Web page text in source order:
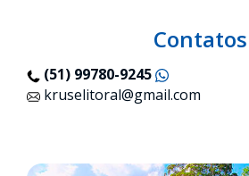
Contatos
(51) 99780-9245
kruselitoral@gmail.com